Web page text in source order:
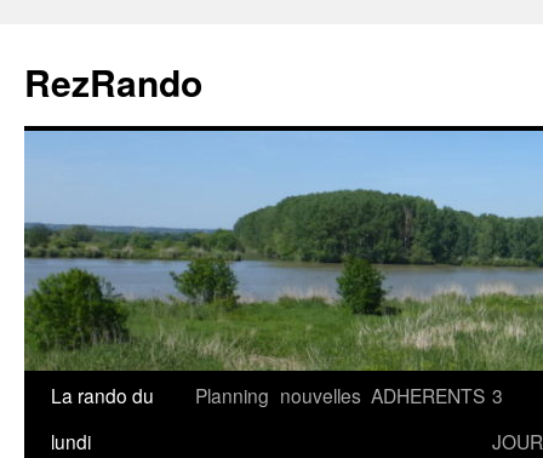
contenu
RezRando
La rando du
lundi
Planning nouvelles ADHERENTS 3